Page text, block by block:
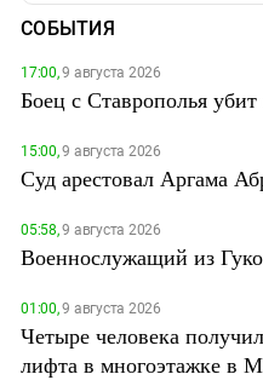
СОБЫТИЯ
17:00,9 августа 2026
Боец с Ставрополья
15:00,9 августа 2026
Суд арестовал Аргама
05:58,9 августа 2026
Военнослужащий из
01:00,9 августа 2026
Четыре человека
лифта в многоэтажке в